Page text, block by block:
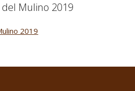
Mulino 2019
2019